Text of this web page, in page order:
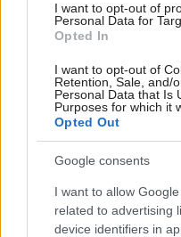
I want to opt-out of
Personal Data for
Opted In
I want to opt-out of
Retention, Sale, and/
Personal Data that Is
Purposes for which it
Opted Out
Google consents
I want to allow
related to advertising
device identifiers in